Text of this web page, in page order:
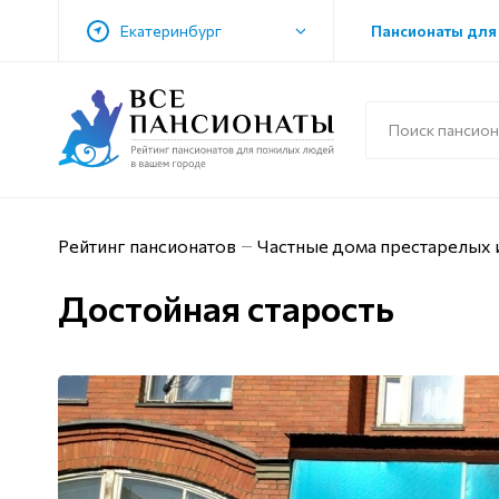
Екатеринбург Пансионаты
Рейтинг пансионатов Частные дома престарелых
Достойная старость